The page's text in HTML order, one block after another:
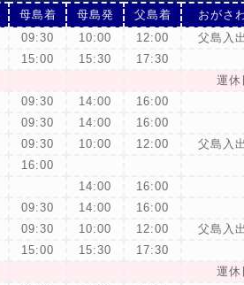
母島着 母島発 父島着
おがさ
09:30 10:00 12:00
父島入
15:00 15:30
17:30
運休
09:30 14:00
16:00
09:30 14:00
16:00
09:30 10:00 12:00
父島入
16:00
14:00
16:00
09:30 14:00
16:00
09:30 10:00 12:00
父島入
15:00 15:30
17:30
運休